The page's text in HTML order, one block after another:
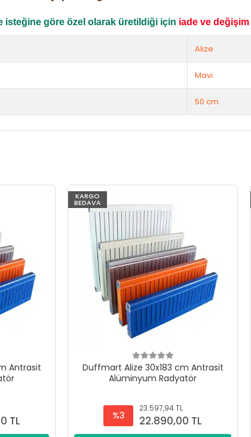
göre özel olarak üretildiği için iade ve değişim
Alize
Mavi
50 cm.
Antrasit
TL
KARGO
BEDAVA
Duffmart Alize 30x183 cm Antrasit
Alüminyum Radyatör
%3
23.597,94 TL
22.890,00 TL